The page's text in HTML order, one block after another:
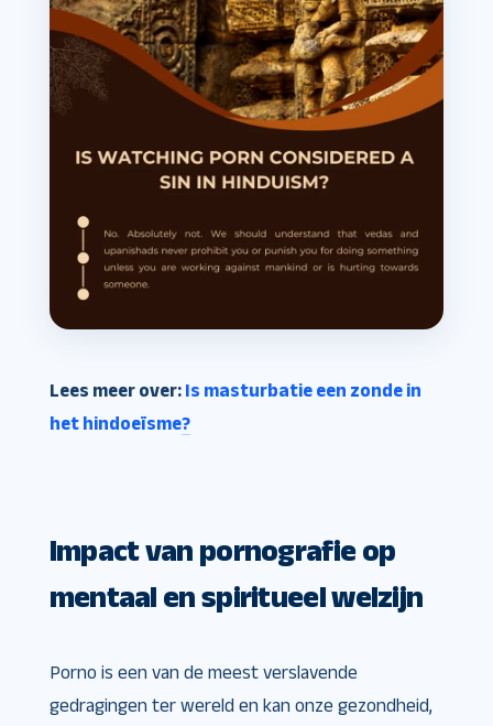
Lees meer over:Is masturbatie een zonde in
het hindoeïsme?
Impact van pornografie op
mentaal en spiritueel welzijn
Porno is een van de meest verslavende
gedragingen ter wereld en kan onze gezondheid,